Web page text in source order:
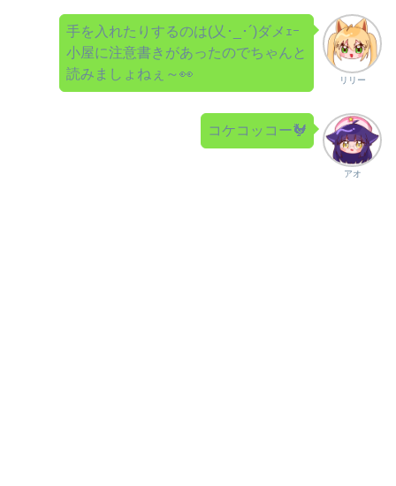
リリー
手を入れたりするのは(乂･_･´)ダメｪｰ
小屋に注意書きがあったのでちゃんと
読みましょねぇ～👀
アオ
コケコッコー🐓